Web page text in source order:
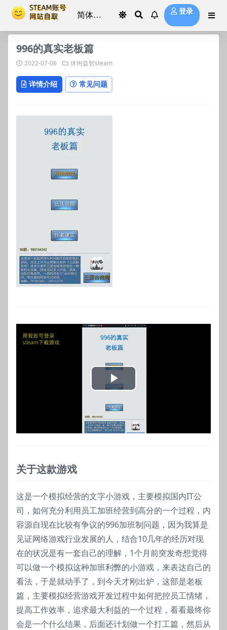
登录
996的真实老板篇
2022-07-06 休闲益智steam
详情介绍 常见问题
Play
Video
关于这款游戏
这是一个模拟经营的文字小游戏，主要模拟国内IT公
司，如何充分利用员工加班经营到高分的一个过程，内
容源自现在比较有争议的996加班制问题，因为我算是
见证网络游戏行业发展的人，结合10几年的经历对现
在的状况是有一套自己的理解，1个月前突发奇想觉得
可以做一个模拟这种加班利弊的小游戏，来表达自己的
看法，于是就动手了，到今天才刚出炉，这部是老板
篇，主要模拟经营游戏开发过程中如何把控员工情绪，
提高工作效率，追求最大利益的一个过程，看看最终你
会是一个什么结果，后面还计划做一个打工篇，然后从